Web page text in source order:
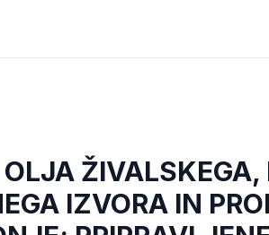
IZVORA IN